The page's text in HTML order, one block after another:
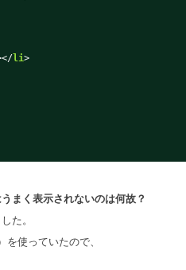
li>
まく表示されないのは何故？
た。
を使っていたので、